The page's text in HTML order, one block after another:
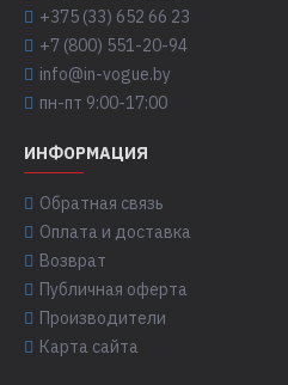
+375 (33) 652 66 23
+7 (800) 551-20-94
info@in-vogue.by
пн-пт 9:00-17:00
ИНФОРМАЦИЯ
Обратная связь
Оплата и доставка
Возврат
Публичная оферта
Производители
Карта сайта